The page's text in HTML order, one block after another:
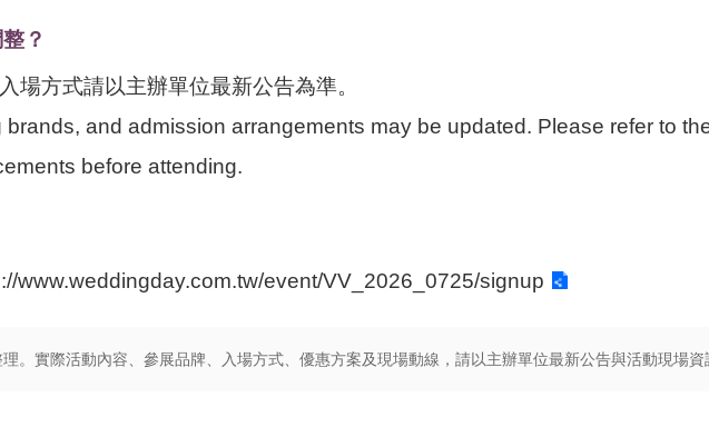
？
場方式請以主辦單位最新公告為準。
and admission arrangements may be updated. Please refer to
before attending.
www.weddingday.com.tw/event/VV_2026_0725/signup
。實際活動內容、參展品牌、入場方式、優惠方案及現場動線，請以主辦單位最新公告與活動現場資